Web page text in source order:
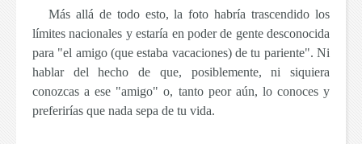
Más allá de todo esto,la foto habría trascendido los
límites nacionales y estaría en poder de gente desconocida
para "el amigo (que estaba vacaciones) de tu pariente". Ni
hablar del hecho de que, posiblemente, ni siquiera
conozcas a ese "amigo" o, tanto peor aún, lo conoces y
preferirías que nada sepa de tu vida.